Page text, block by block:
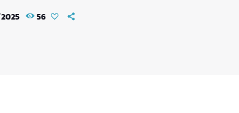
des Saiyaman X1 et X2 (à savoir Goten
56